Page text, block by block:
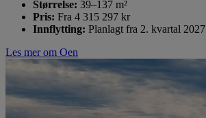
Størrelse: 39–137 m²
Pris: Fra 4 315 297 kr
Innflytting: Planlagt fra 2. kvartal 2027
Les mer om Oen